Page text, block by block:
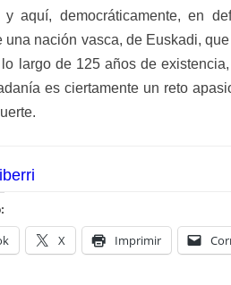
y aquí, democráticamente, en
una nación vasca, de Euskadi,
largo de 125 años de
es ciertamente un reto
X Imprimir